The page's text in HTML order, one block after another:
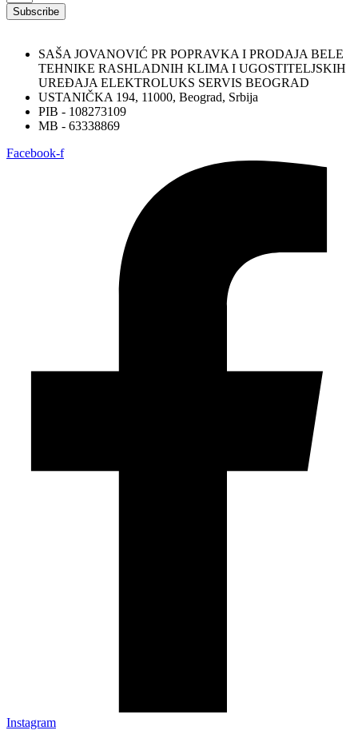
Subscribe
SAŠA JOVANOVIĆ PR POPRAVKA I PRODAJA BELE
TEHNIKE RASHLADNIH KLIMA I UGOSTITELJSKIH
UREĐAJA ELEKTROLUKS SERVIS BEOGRAD
USTANIČKA 194, 11000, Beograd, Srbija
PIB - 108273109
MB - 63338869
Facebook-f
Instagram